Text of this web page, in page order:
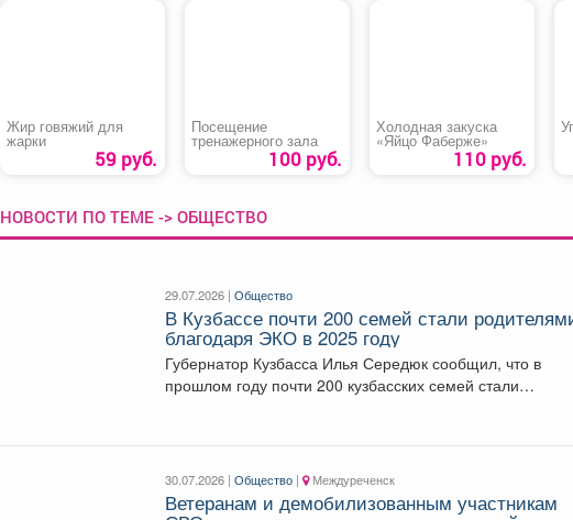
Жир говяжий для
жарки
59 руб.
Посещение
тренажерного зала
100 руб.
Холодная закуска
«Яйцо Фаберже»
110 руб.
НОВОСТИ ПО ТЕМЕ -> ОБЩЕСТВО
29.07.2026 |Общество
В Кузбассе почти 200 семей стали
благодаря ЭКО в 2025 году
Губернатор Кузбасса Илья Середюк сообщил, что в
прошлом году почти 200 кузбасских семей стали
30.07.2026 |Общество | Междуреченск
Ветеранам и демобилизованным участникам